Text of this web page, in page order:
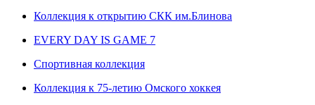
Коллекция к открытию СКК им.Блинова
EVERY DAY IS GAME 7
Спортивная коллекция
Коллекция к 75-летию Омского хоккея